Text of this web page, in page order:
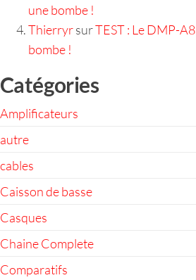
une bombe !
ThierryrsurTEST : Le DMP-
bombe !
Catégories
Amplificateurs
autre
cables
Caisson de basse
Casques
Chaine Complete
Comparatifs